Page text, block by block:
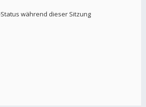
während dieser Sitzung